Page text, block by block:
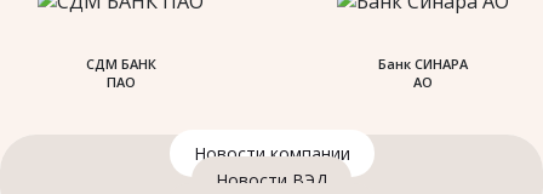
СДМ БАНК
ПАО
Банк СИНАРА
АО
Новости компании
Новости ВЭД